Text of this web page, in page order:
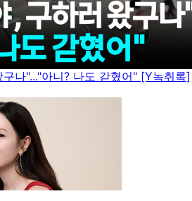
나"..."아니? 나도 갇혔어" [Y녹취록]